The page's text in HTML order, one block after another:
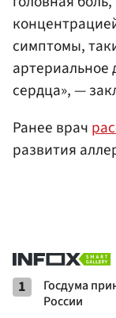
симптомы,
артериальное
сердца», —
Ранее врач
развития
1
Госдума
России